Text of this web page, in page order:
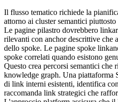
Il flusso tematico richiede la
attorno ai cluster semantici
Le pagine pilastro dovrebbero
rilevanti con anchor descrittive che
dello spoke. Le pagine spoke
spoke correlati quando esistono
Questo crea percorsi semantici che
knowledge graph. Una piattaforma
di link interni esistenti, identifica
raccomanda link strategici che